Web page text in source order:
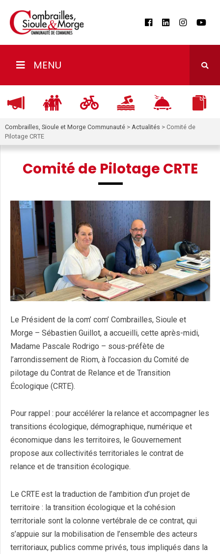
MENU
Combrailles, Sioule et Morge Communauté > Actualités > Comité de
Pilotage CRTE
Comité de Pilotage CRTE
Le Président de la com’ com’ Combrailles, Sioule et
Morge – Sébastien Guillot, a accueilli, cette après-midi,
Madame Pascale Rodrigo – sous-préfète de
l’arrondissement de Riom, à l’occasion du Comité de
pilotage du Contrat de Relance et de Transition
Écologique (CRTE).
Pour rappel : pour accélérer la relance et accompagner les
transitions écologique, démographique, numérique et
économique dans les territoires, le Gouvernement
propose aux collectivités territoriales le contrat de
relance et de transition écologique.
Le CRTE est la traduction de l’ambition d’un projet de
territoire : la transition écologique et la cohésion
territoriale sont la colonne vertébrale de ce contrat, qui
s’appuie sur la mobilisation de l’ensemble des acteurs
territoriaux, publics comme privés, tous impliqués dans la